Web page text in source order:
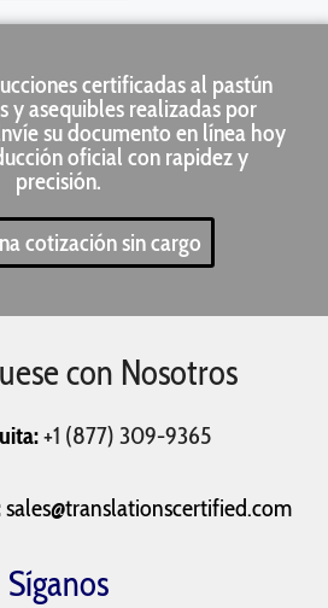
Documentos de
Mascotas
Solicitudes de
Patente
Manuales de
Producto
Contratos de
Alquiler
Declaraciones de
Mensajes de
Registros de
Vacunación
Última Voluntad y
Testamentos
certificadas al pastún
y asequibles realizadas por
su documento en línea hoy
oficial con rapidez y
precisión.
cotización sin cargo
con Nosotros
+1 (877) 309-9365
sales@translationscertified.com
Síganos